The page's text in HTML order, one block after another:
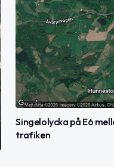
Singelolycka på E6
trafiken